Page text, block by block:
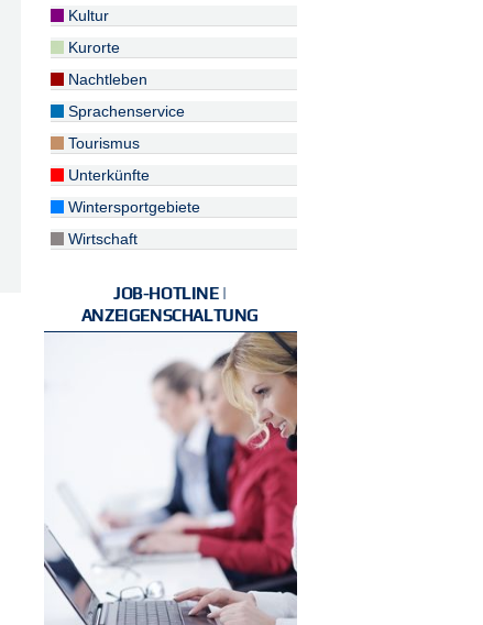
Kultur
Kurorte
Nachtleben
Sprachenservice
Tourismus
Unterkünfte
Wintersportgebiete
Wirtschaft
JOB-HOTLINE |
ANZEIGENSCHALTUNG